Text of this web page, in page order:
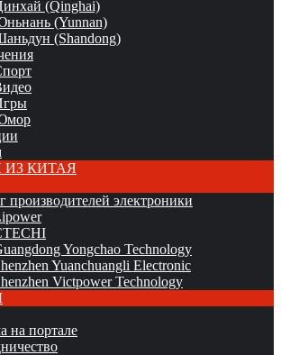
(Qinghai)
(Yunnan)
(Shandong)
КИТАЯ
производителей электроники
Yongchao Technology
Yuanchuangli Electronic
Victpower Technology
на портале